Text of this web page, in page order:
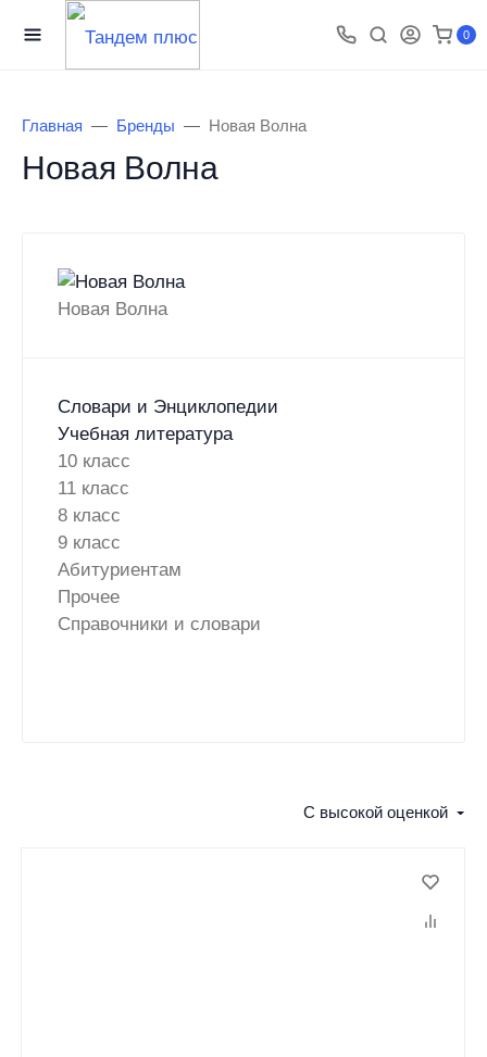
0
Главная Бренды Новая Волна
Новая Волна
Новая Волна
Словари и Энциклопедии
Учебная литература
10 класс
11 класс
8 класс
9 класс
Абитуриентам
Прочее
Справочники и словари
С высокой оценкой